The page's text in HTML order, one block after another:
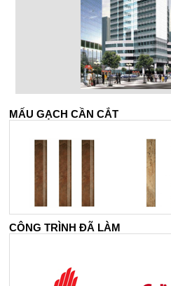
MẤU GẠCH CẦN CẮT
CÔNG TRÌNH ĐÃ LÀM